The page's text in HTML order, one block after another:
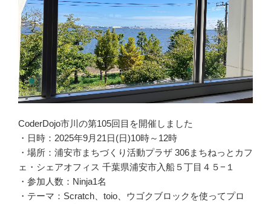
CoderDojo市川の第105回目を開催しました
・日時：2025年9月21日(日)10時～12時
・場所：浦安市まちづくり活動プラザ 306まちねっとカフ
ェ・シェアオフィス 千葉県浦安市入船５丁目４５−１
・参加人数：Ninja1名
・テーマ：Scratch、toio、ウゴクブロックを使ってプロ